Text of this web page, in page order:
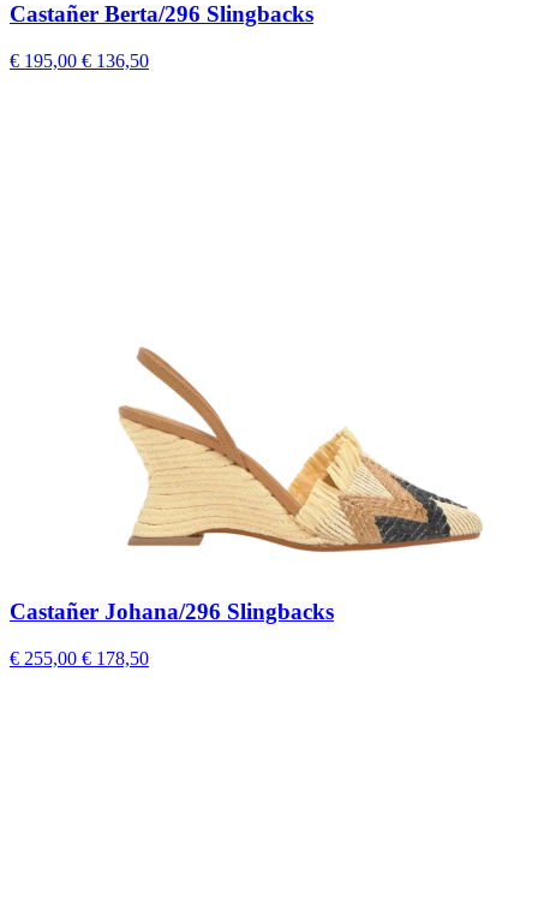
Castañer Berta/296 Slingbacks
€ 195,00 € 136,50
Castañer Johana/296 Slingbacks
€ 255,00 € 178,50